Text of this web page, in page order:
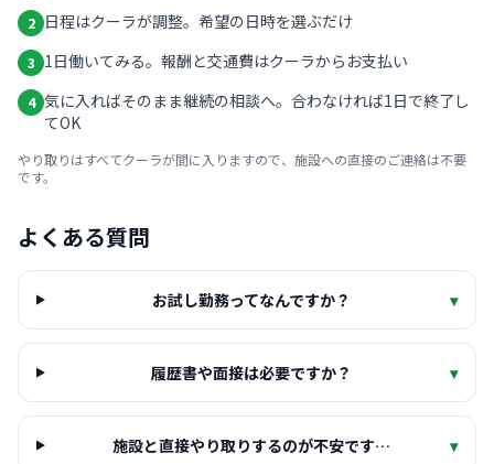
2 日程はクーラが調整。希望の日時を選ぶだけ
3 1日働いてみる。報酬と交通費はクーラからお支払い
4 気に入ればそのまま継続の相談へ。合わなければ1日で終了し
てOK
やり取りはすべてクーラが間に入りますので、施設への直接のご連絡は不要
です。
よくある質問
お試し勤務ってなんですか？ ▾
履歴書や面接は必要ですか？ ▾
施設と直接やり取りするのが不安です… ▾